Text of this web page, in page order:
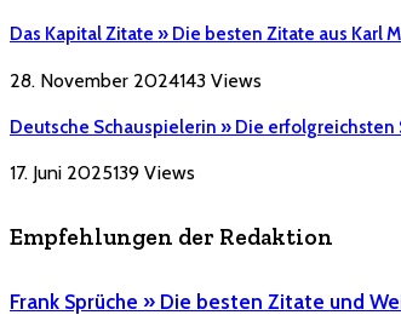
Das Kapital Zitate » Die besten Zitate aus Karl
28. November 2024143 Views
Deutsche Schauspielerin » Die erfolgreichsten
17. Juni 2025139 Views
Empfehlungen der Redaktion
Frank Sprüche » Die besten Zitate und